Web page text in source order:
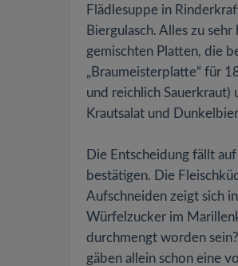
Flädlesuppe in
Biergulasch. Alles zu
gemischten Platten, die
„Braumeisterplatte“ für
und reichlich Sauerkraut)
Krautsalat und
Die Entscheidung fällt
bestätigen. Die
Aufschneiden zeigt sich
Würfelzucker im
durchmengt worden
gäben allein schon eine